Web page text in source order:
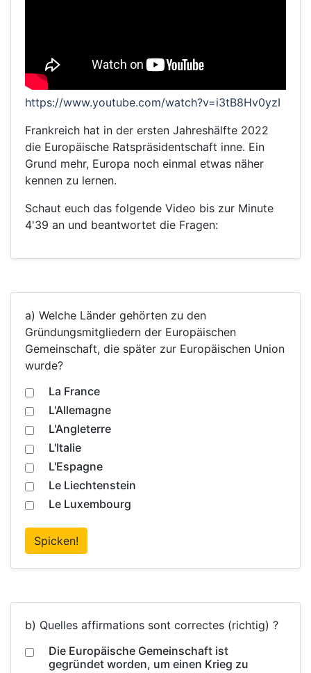
https://www.youtube.com/watch?v=i3tB8Hv0yzI
Frankreich hat in der ersten Jahreshälfte 2022
die Europäische Ratspräsidentschaft inne. Ein
Grund mehr, Europa noch einmal etwas näher
kennen zu lernen.
Schaut euch das folgende Video bis zur Minute
4'39 an und beantwortet die Fragen:
a) Welche Länder gehörten zu den
Gründungsmitgliedern der Europäischen
Gemeinschaft, die später zur Europäischen Union
wurde?
La France
L'Allemagne
L'Angleterre
L'Italie
L'Espagne
Le Liechtenstein
Le Luxembourg
Spicken!
b) Quelles affirmations sont correctes (richtig) ?
Die Europäische Gemeinschaft ist
gegründet worden, um einen Krieg zu